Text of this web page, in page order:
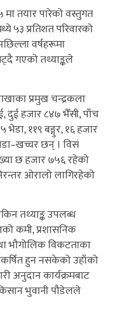
तयार पारेको वस्तुगत
५३ प्रतिशत परिवारको
वर्षहरूमा
गएको तथ्याङ्कले
प्रमुख चन्द्रकला
दुई हजार ८४७ भैँसी, पाँच
११९ बङ्गुर, १६ हजार
छन् । विसं
छ हजार ७५६ रहेको
ओरालो लागिरहेको
तथ्याङ्क उपलब्ध
कमी, प्रशासनिक
भौगोलिक विकटताका
हुन नसकेको उहाँको
अनुदान कार्यक्रमबाट
भुवानी पौडेलले